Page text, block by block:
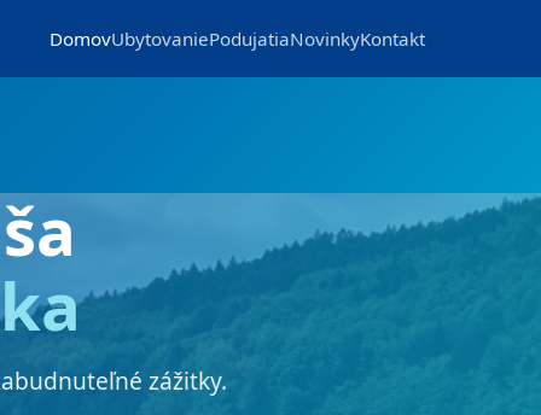
DomovUbytovaniePodujatiaNovinkyKontakt
zážitky.